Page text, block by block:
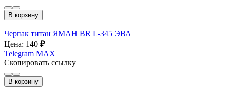
В корзину
Черпак титан ЯМАН BR L-345 ЭВА
Цена: 140 ₽
Telegram MAX
Скопировать ссылку
В корзину